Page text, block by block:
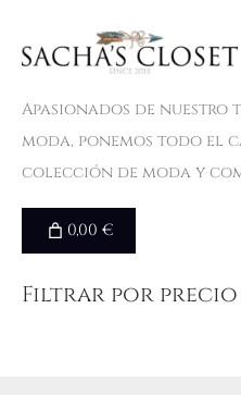
Apasionados de nuestro
moda, ponemos todo el
colección de moda y
0,00 €
Filtrar por precio